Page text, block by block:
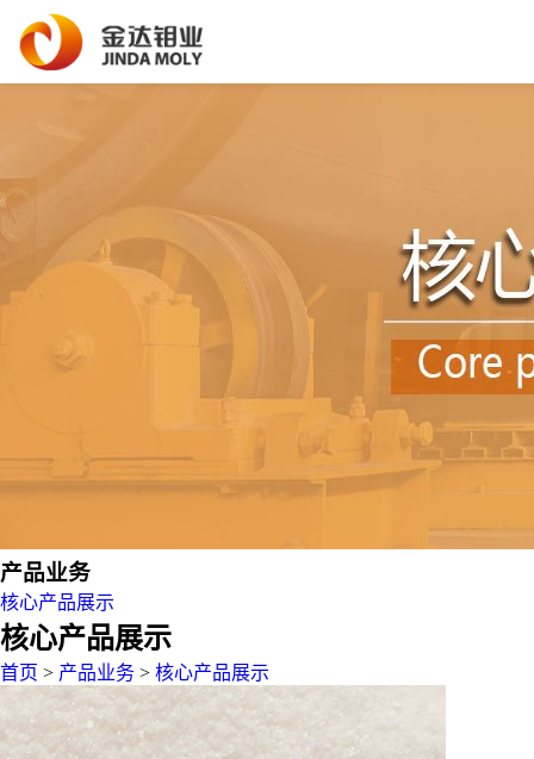
产品业务
核心产品展示
核心产品展示
首页 > 产品业务 > 核心产品展示